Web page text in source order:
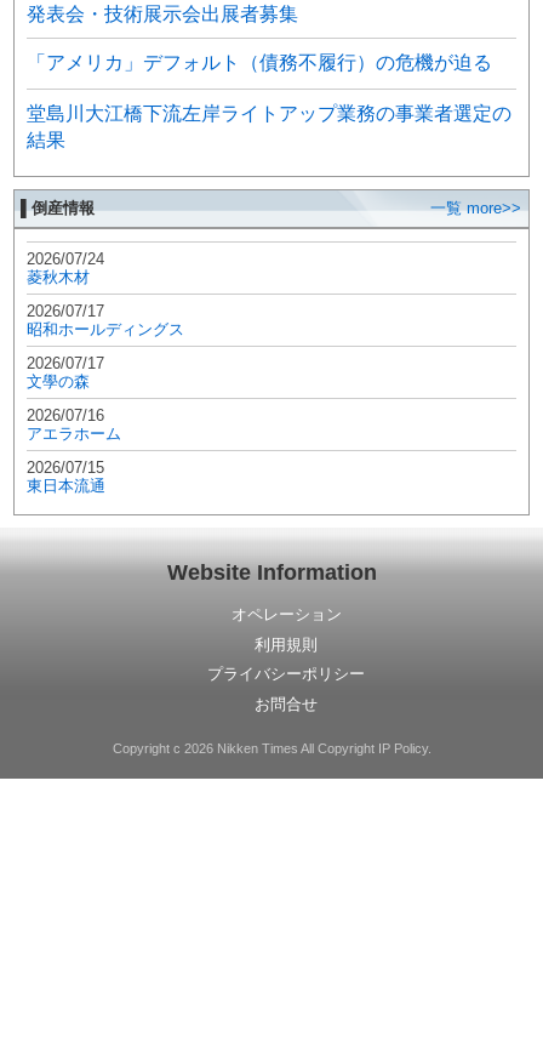
発表会・技術展示会出展者募集
「アメリカ」デフォルト（債務不履行）の危機が迫る
堂島川大江橋下流左岸ライトアップ業務の事業者選定の
結果
▌倒産情報 一覧 more>>
2026/07/24
菱秋木材
2026/07/17
昭和ホールディングス
2026/07/17
文學の森
2026/07/16
アエラホーム
2026/07/15
東日本流通
Website Information
オペレーション
利用規則
プライバシーポリシー
お問合せ
Copyright c 2026 Nikken Times All Copyright IP Policy.